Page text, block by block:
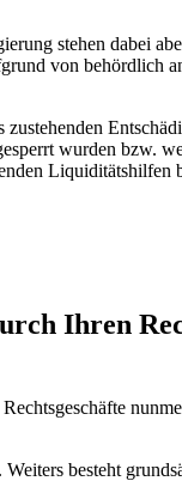
stehen dabei
von behördlich
wurden bzw.
Liquiditätshilfen
Ihren
. Weiters besteht